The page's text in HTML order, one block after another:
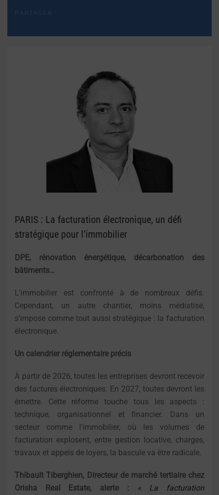
PARIS : La facturation électronique, un défi
stratégique pour l’immobilier
DPE, rénovation énergétique, décarbonation des
bâtiments…
L’immobilier est confronté à de nombreux défis.
Cependant, un autre chantier, moins médiatisé,
s’impose comme tout aussi stratégique : la facturation
électronique.
Un calendrier réglementaire précis
À partir de 2026, toutes les entreprises devront recevoir
des factures électroniques. En 2027, toutes devront les
émettre. Cette réforme touche tous les aspects :
technique, organisationnel et financier. Dans un
secteur comme l’immobilier, où les volumes de
facturation explosent, entre gestion locative, charges,
travaux et appels de loyers, la bascule va être radicale.
Thibault Tiberghien, Directeur de marché tertiaire chez
Orisha Real Estate, alerte :
« La facturation